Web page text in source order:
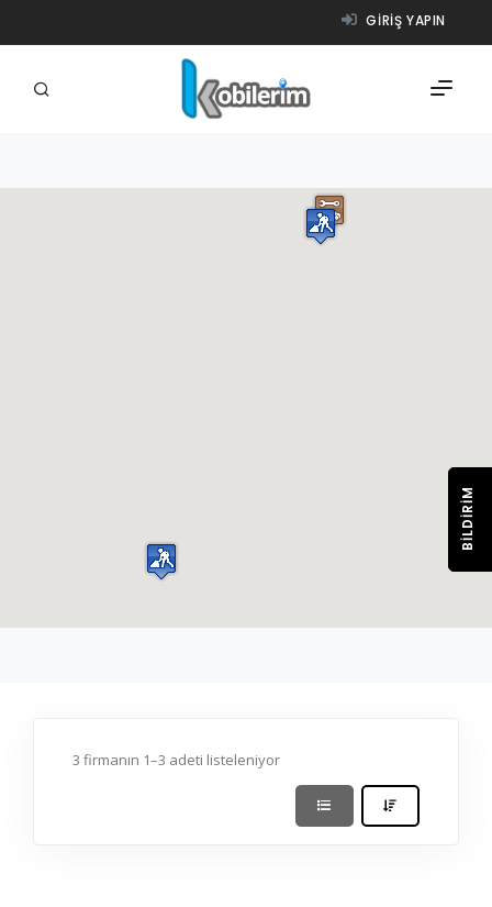
GIRIŞ YAPIN
3 firmanın 1–3 adeti listeleniyor
BILDIRIM